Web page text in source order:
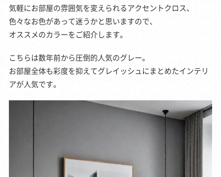
気軽にお部屋の雰囲気を変えられるアクセントクロス、
色々なお色があって迷うかと思いますので、
オススメのカラーをご紹介します。
こちらは数年前から圧倒的人気のグレー。
お部屋全体も彩度を抑えてグレイッシュにまとめたインテリ
アが人気です。